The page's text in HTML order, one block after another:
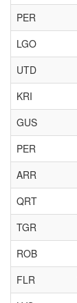
PER
LGO
UTD
KRI
GUS
PER
ARR
QRT
TGR
ROB
FLR